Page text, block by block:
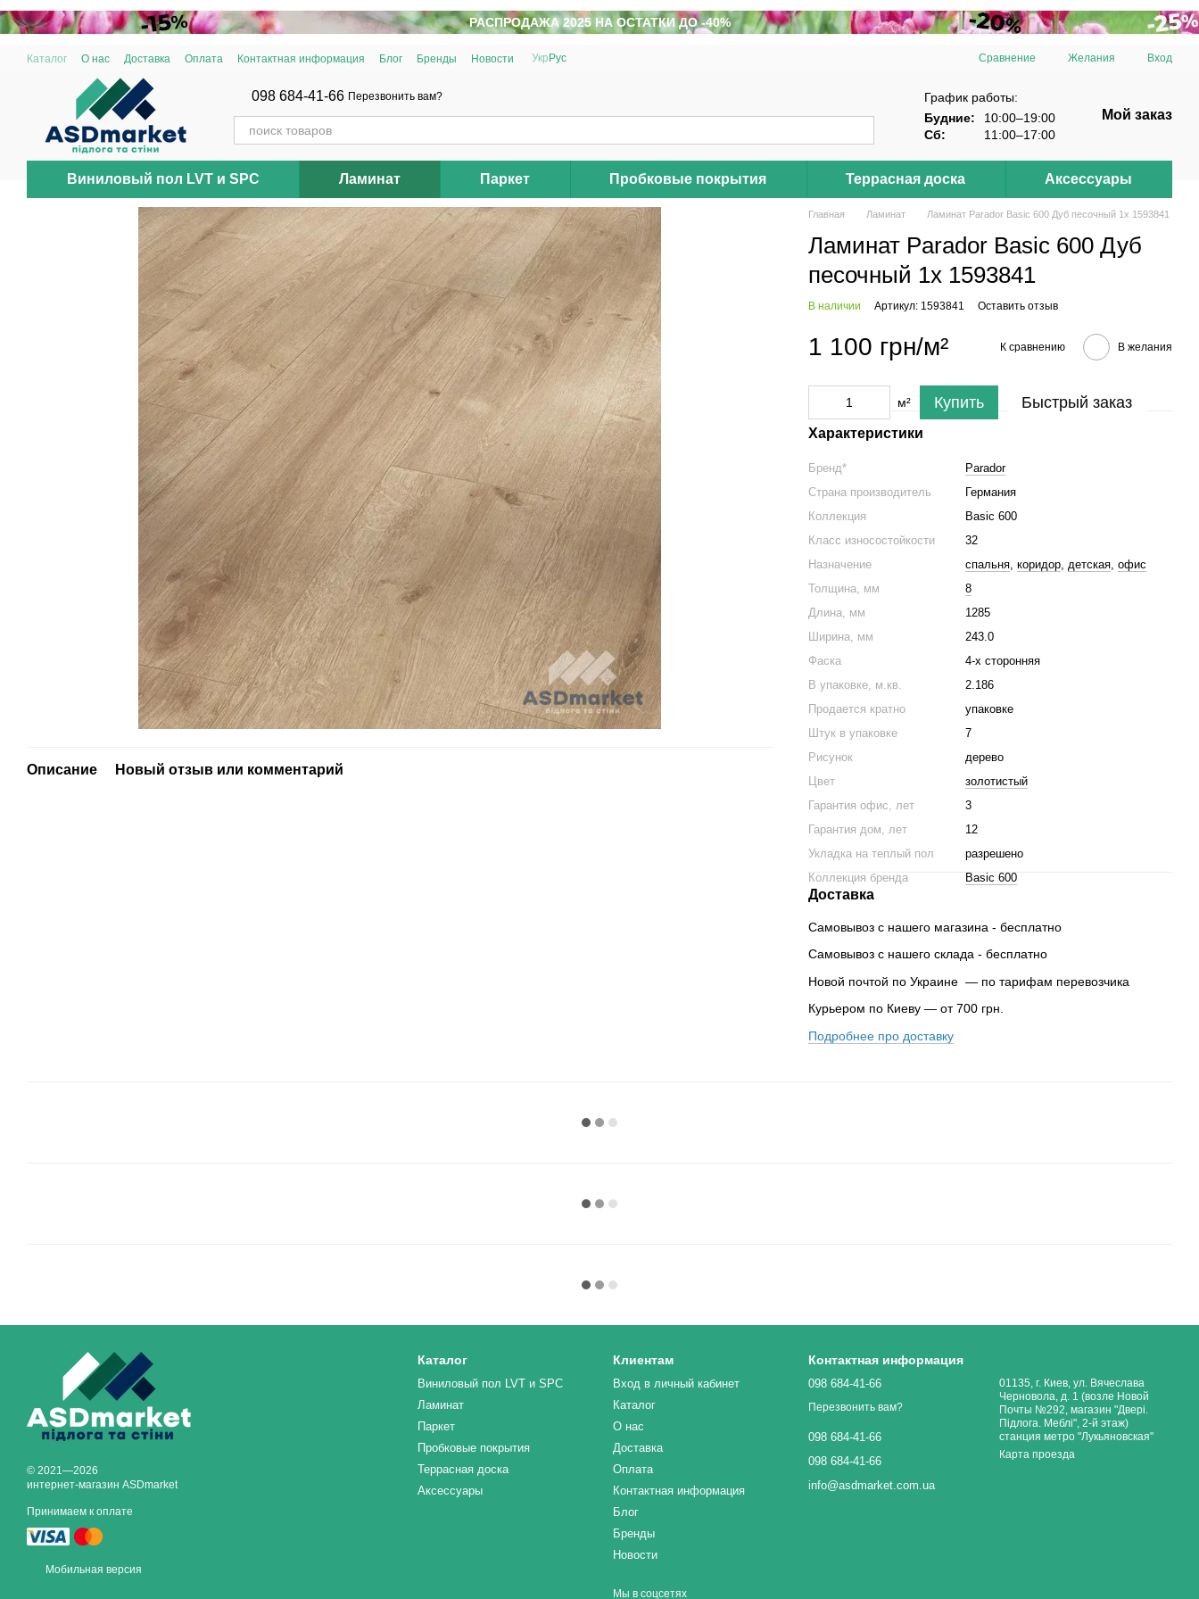
Перейти к основному контенту
РАСПРОДАЖА 2025 НА ОСТАТКИ ДО -40%
Каталог О нас Доставка Оплата Контактная информация Блог Бренды Новости Укр Рус Сравнение Желания Вход
098 684-41-66 Перезвонить вам?
График работы:
Будние:
10:00–19:00
Сб:
11:00–17:00
Мой заказ
Виниловый пол LVT и SPC Ламинат Паркет Пробковые покрытия Террасная доска Аксессуары
Описание Новый отзыв или комментарий
Главная Ламинат Ламинат Parador Basic 600 Дуб песочный 1x 1593841
Ламинат Parador Basic 600 Дуб
песочный 1x 1593841
В наличии Артикул: 1593841 Оставить отзыв
1 100 грн/м² К сравнению В желания
м² Купить Быстрый заказ
Характеристики
Бренд*
Parador
Страна производитель
Германия
Коллекция
Basic 600
Класс износостойкости
32
Назначение
спальня, коридор, детская, офис
Толщина, мм
8
Длина, мм
1285
Ширина, мм
243.0
Фаска
4-х сторонняя
В упаковке, м.кв.
2.186
Продается кратно
упаковке
Штук в упаковке
7
Рисунок
дерево
Цвет
золотистый
Гарантия офис, лет
3
Гарантия дом, лет
12
Укладка на теплый пол
разрешено
Коллекция бренда
Basic 600
Доставка
Самовывоз с нашего магазина - бесплатно
Самовывоз с нашего склада - бесплатно
Новой почтой по Украине — по тарифам перевозчика
Курьером по Киеву — от 700 грн.
Подробнее про доставку
© 2021—2026
интернет-магазин ASDmarket
Принимаем к оплате
Мобильная версия
Каталог
Виниловый пол LVT и SPC
Ламинат
Паркет
Пробковые покрытия
Террасная доска
Аксессуары
Клиентам
Вход в личный кабинет
Каталог
О нас
Доставка
Оплата
Контактная информация
Блог
Бренды
Новости
Мы в соцсетях
Контактная информация
098 684-41-66
Перезвонить вам?
098 684-41-66
098 684-41-66
info@asdmarket.com.ua
01135, г. Киев, ул. Вячеслава
Черновола, д. 1 (возле Новой
Почты №292, магазин "Двері.
Підлога. Меблі", 2-й этаж)
станция метро "Лукьяновская"
Карта проезда